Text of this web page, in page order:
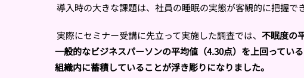
導入時の大きな課題は、 社員の睡眠の実態が客観的に把握で
実際にセミナー受講に先立って実施した調査では、 不眠度の
一般的なビジネスパーソンの平均値（4.30点） を上回ってい
組織内に蓄積していることが浮き彫りになりました。